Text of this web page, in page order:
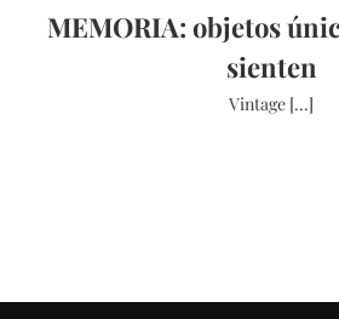
MEMORIA: objetos
sienten
Vintage [...]